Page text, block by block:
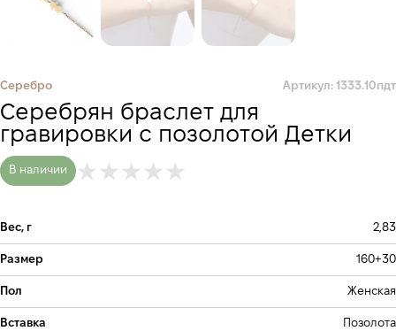
Серебро Артикул: 1333.10пдт
Серебрян браслет для
гравировки с позолотой Детки
В наличии
Вес, г 2,83
Размер 160+30
Пол Женская
Вставка Позолота